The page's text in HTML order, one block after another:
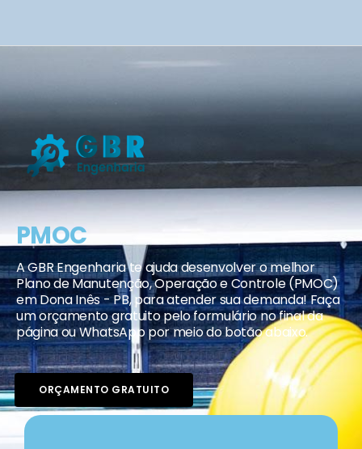
PMOC
A GBR Engenharia te ajuda desenvolver o melhor
Plano de Manutenção, Operação e Controle (PMOC)
em Dona Inês - PB, para atender sua demanda! Faça
um orçamento gratuito pelo formulário no final da
página ou WhatsApp por meio do botão abaixo.
ORÇAMENTO GRATUITO